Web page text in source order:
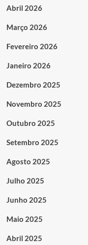
Abril 2026
Março 2026
Fevereiro 2026
Janeiro 2026
Dezembro 2025
Novembro 2025
Outubro 2025
Setembro 2025
Agosto 2025
Julho 2025
Junho 2025
Maio 2025
Abril 2025